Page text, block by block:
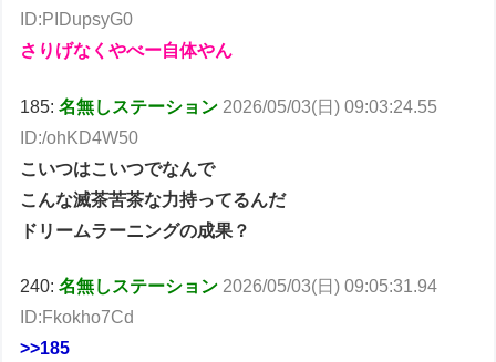
ID:PIDupsyG0
さりげなくやべー自体やん
185:名無しステーション 2026/05/03(日) 09:03:24.55
ID:/ohKD4W50
こいつはこいつでなんで
こんな滅茶苦茶な力持ってるんだ
ドリームラーニングの成果？
240:名無しステーション 2026/05/03(日) 09:05:31.94
ID:Fkokho7Cd
>>185